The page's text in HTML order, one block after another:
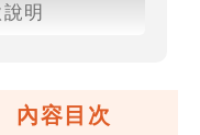
明
內容目次